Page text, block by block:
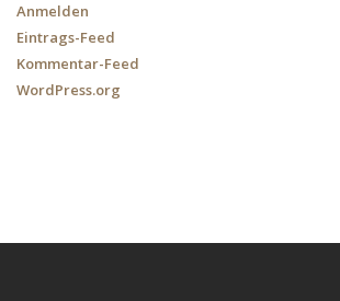
Anmelden
Eintrags-Feed
Kommentar-Feed
WordPress.org